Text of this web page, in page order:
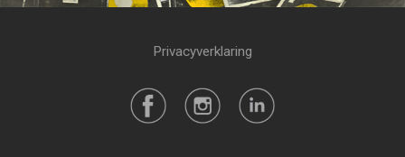
Privacyverklaring